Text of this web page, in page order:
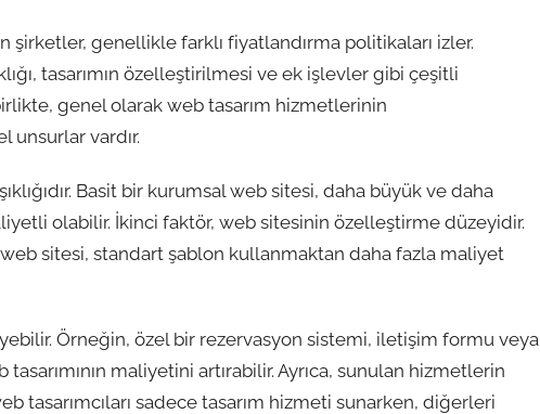
şirketler, genellikle farklı fiyatlandırma politikaları izler.
tasarımın özelleştirilmesi ve ek işlevler gibi çeşitli
genel olarak web tasarım hizmetlerinin
unsurlar vardır.
Basit bir kurumsal web sitesi, daha büyük ve daha
olabilir. İkinci faktör, web sitesinin özelleştirme düzeyidir.
sitesi, standart şablon kullanmaktan daha fazla maliyet
Örneğin, özel bir rezervasyon sistemi, iletişim formu veya
maliyetini artırabilir. Ayrıca, sunulan hizmetlerin
tasarımcıları sadece tasarım hizmeti sunarken, diğerleri